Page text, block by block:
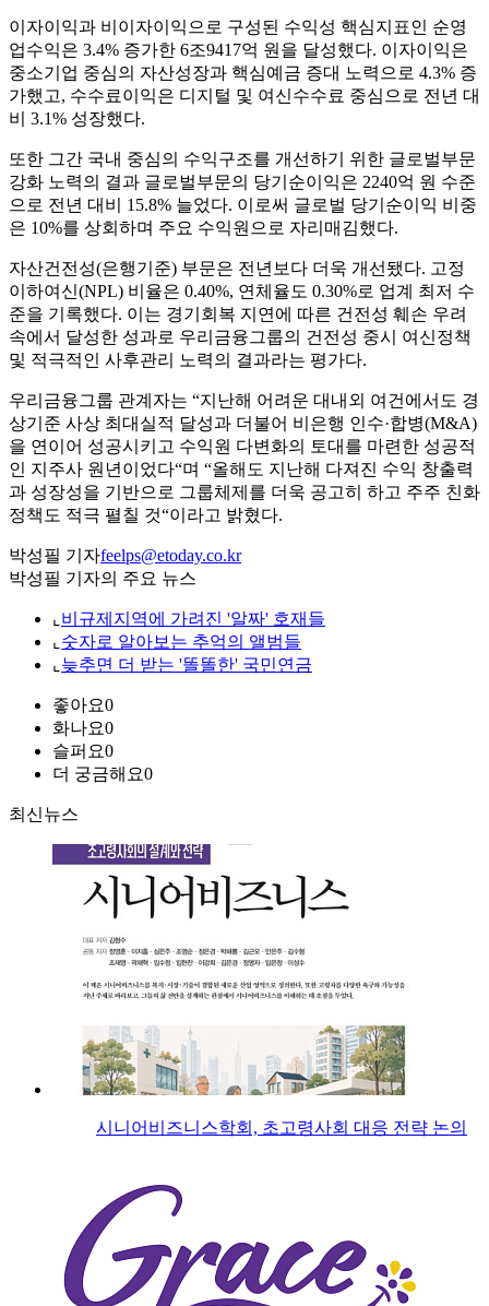
이자이익과 비이자이익으로 구성된 수익성 핵심지표인 순영
업수익은 3.4% 증가한 6조9417억 원을 달성했다. 이자이익은
중소기업 중심의 자산성장과 핵심예금 증대 노력으로 4.3% 증
가했고, 수수료이익은 디지털 및 여신수수료 중심으로 전년 대
비 3.1% 성장했다.
또한 그간 국내 중심의 수익구조를 개선하기 위한 글로벌부문
강화 노력의 결과 글로벌부문의 당기순이익은 2240억 원 수준
으로 전년 대비 15.8% 늘었다. 이로써 글로벌 당기순이익 비중
은 10%를 상회하며 주요 수익원으로 자리매김했다.
자산건전성(은행기준) 부문은 전년보다 더욱 개선됐다. 고정
이하여신(NPL) 비율은 0.40%, 연체율도 0.30%로 업계 최저 수
준을 기록했다. 이는 경기회복 지연에 따른 건전성 훼손 우려
속에서 달성한 성과로 우리금융그룹의 건전성 중시 여신정책
및 적극적인 사후관리 노력의 결과라는 평가다.
우리금융그룹 관계자는 “지난해 어려운 대내외 여건에서도 경
상기준 사상 최대실적 달성과 더불어 비은행 인수·합병(M&A)
을 연이어 성공시키고 수익원 다변화의 토대를 마련한 성공적
인 지주사 원년이었다“며 “올해도 지난해 다져진 수익 창출력
과 성장성을 기반으로 그룹체제를 더욱 공고히 하고 주주 친화
정책도 적극 펼칠 것“이라고 밝혔다.
박성필 기자feelps@etoday.co.kr
박성필 기자의 주요 뉴스
⌞ 비규제지역에 가려진 '알짜' 호재들
⌞ 숫자로 알아보는 추억의 앨범들
⌞ 늦추면 더 받는 '똘똘한' 국민연금
좋아요0
화나요0
슬퍼요0
더 궁금해요0
최신뉴스
시니어비즈니스학회, 초고령사회 대응 전략 논의